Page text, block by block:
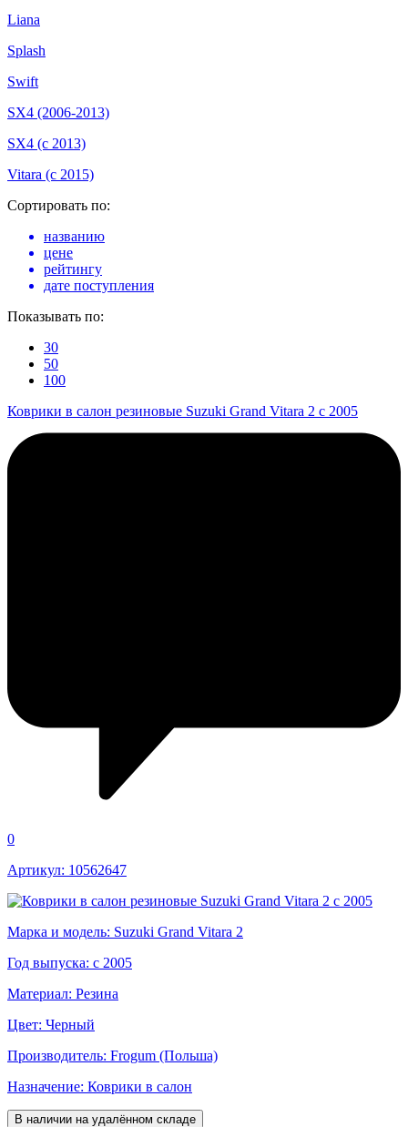
Liana
Splash
Swift
SX4 (2006-2013)
SX4 (с 2013)
Vitara (с 2015)
Сортировать по:
названию
цене
рейтингу
дате поступления
Показывать по:
30
50
100
Коврики в салон резиновые Suzuki Grand Vitara 2 с 2005
0
Артикул: 10562647
Марка и модель: Suzuki Grand Vitara 2
Год выпуска: с 2005
Материал: Резина
Цвет: Черный
Производитель: Frogum (Польша)
Назначение: Коврики в салон
В наличии на удалённом складе